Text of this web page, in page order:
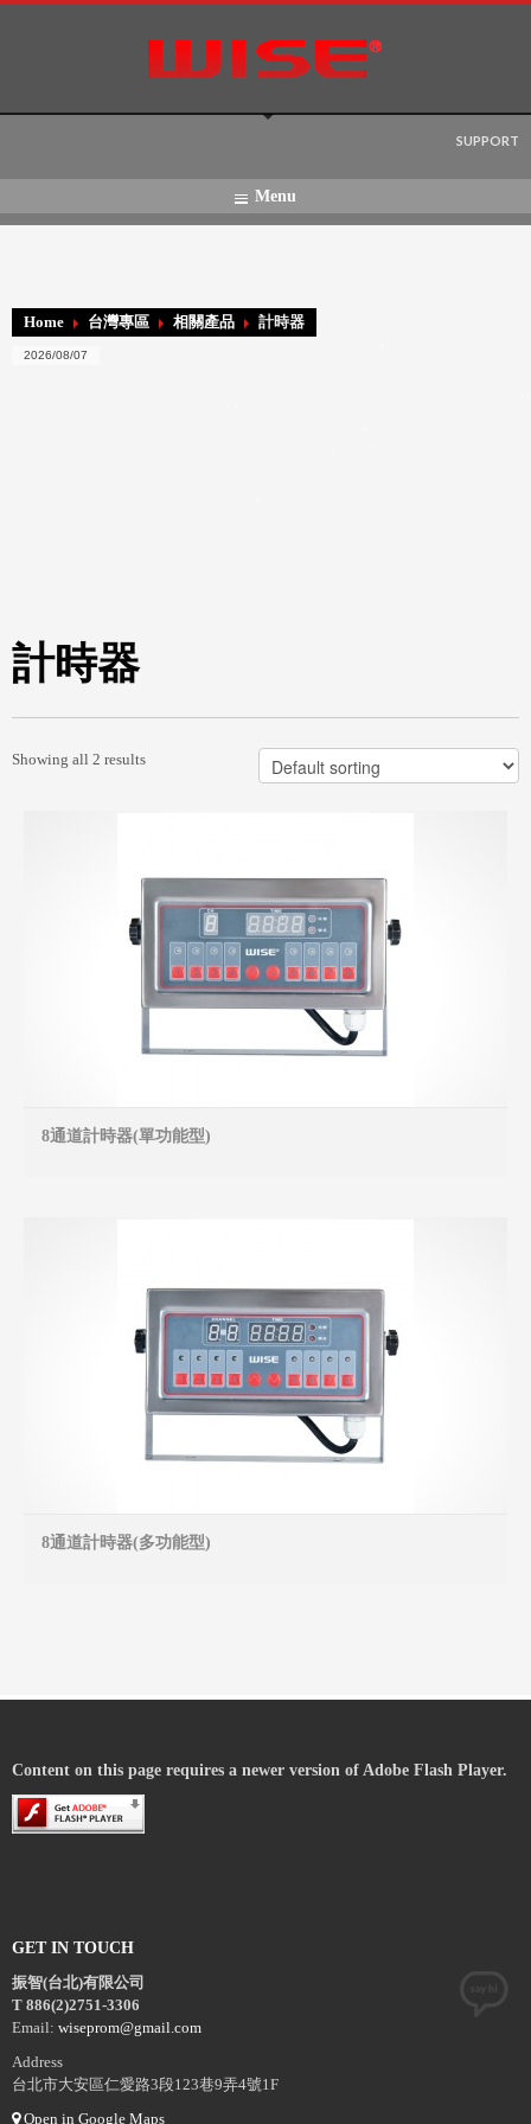
SUPPORT
Menu
Home 台灣專區 相關產品 計時器
2026/08/07
計時器
Showing all 2 results
8通道計時器(單功能型)
8通道計時器(多功能型)
Content on this page requires a newer version of Adobe Flash Player.
GET IN TOUCH
振智(台北)有限公司
T 886(2)2751-3306
Email: wiseprom@gmail.com
Address
台北市大安區仁愛路3段123巷9弄4號1F
Open in Google Maps